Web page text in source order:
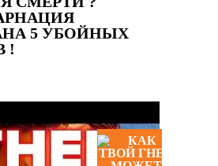
5 УБОЙНЫХ
!